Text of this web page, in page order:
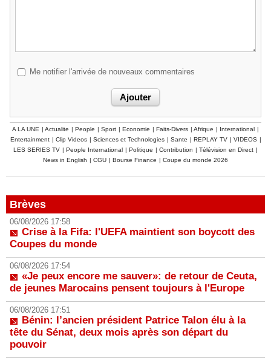
Me notifier l'arrivée de nouveaux commentaires
A LA UNE | Actualite | People | Sport | Economie | Faits-Divers | Afrique | International |
Entertainment | Clip Videos | Sciences et Technologies | Sante | REPLAY TV | VIDEOS |
LES SERIES TV | People International | Politique | Contribution | Télévision en Direct |
News in English | CGU | Bourse Finance | Coupe du monde 2026
Brèves
06/08/2026 17:58
Crise à la Fifa: l'UEFA maintient son boycott des
Coupes du monde
06/08/2026 17:54
«Je peux encore me sauver»: de retour de Ceuta,
de jeunes Marocains pensent toujours à l'Europe
06/08/2026 17:51
Bénin: l’ancien président Patrice Talon élu à la
tête du Sénat, deux mois après son départ du
pouvoir